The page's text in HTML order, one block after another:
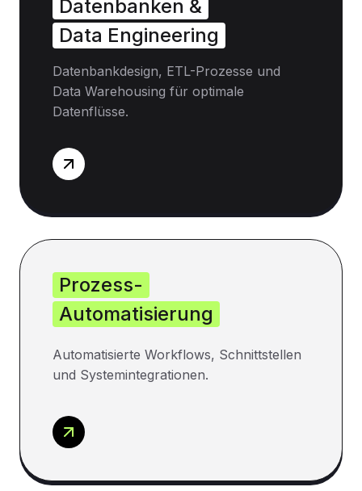
Datenbanken &
Data Engineering
Datenbankdesign, ETL-Prozesse und
Data Warehousing für optimale
Datenflüsse.
Prozess-
Automatisierung
Automatisierte Workflows, Schnittstellen
und Systemintegrationen.